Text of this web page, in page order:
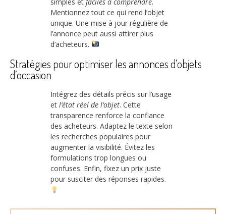
Mentionnez tout ce qui rend l’objet
unique. Une mise à jour régulière de
l’annonce peut aussi attirer plus
d’acheteurs.
Stratégies pour optimiser les annonces d’objets
d’occasion
Intégrez des détails précis sur l’usage
et l’état réel de l’objet. Cette
transparence renforce la confiance
des acheteurs. Adaptez le texte selon
les recherches populaires pour
augmenter la visibilité. Évitez les
formulations trop longues ou
confuses. Enfin, fixez un prix juste
pour susciter des réponses rapides.